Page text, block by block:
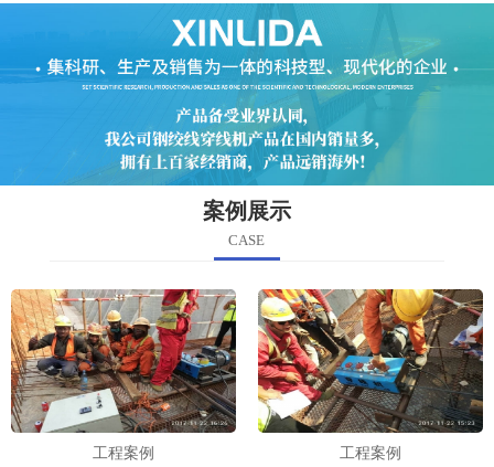
案例展示
CASE
工程案例 工程案例